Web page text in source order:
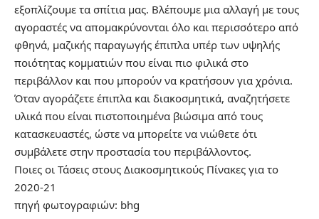
εξοπλίζουμε τα σπίτια μας. Βλέπουμε μια αλλαγή με τους
αγοραστές να απομακρύνονται όλο και περισσότερο από
φθηνά, μαζικής παραγωγής έπιπλα υπέρ των υψηλής
ποιότητας κομματιών που είναι πιο φιλικά στο
περιβάλλον και που μπορούν να κρατήσουν για χρόνια.
Όταν αγοράζετε έπιπλα και διακοσμητικά, αναζητήσετε
υλικά που είναι πιστοποιημένα βιώσιμα από τους
κατασκευαστές, ώστε να μπορείτε να νιώθετε ότι
συμβάλετε στην προστασία του περιβάλλοντος.
Ποιες οι Τάσεις στους Διακοσμητικούς Πίνακες για το
2020-21
πηγή φωτογραφιών: bhg